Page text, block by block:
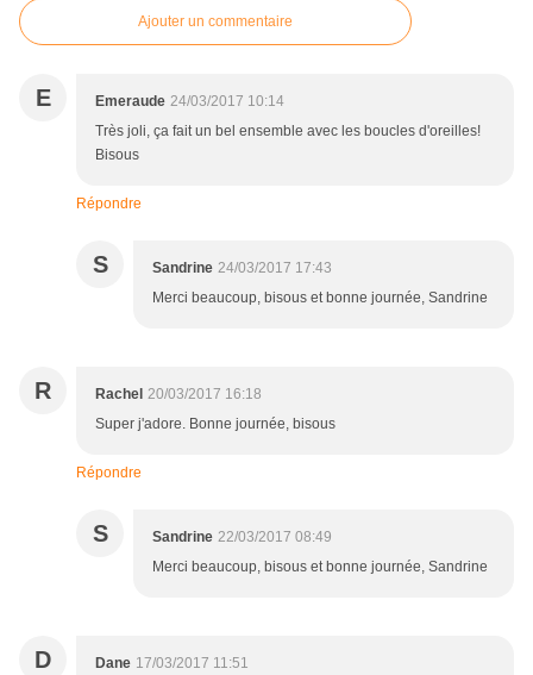
Ajouter un commentaire
E Emeraude 24/03/2017 10:14
Très joli, ça fait un bel ensemble avec les boucles d'oreilles!
Bisous
Répondre
S Sandrine 24/03/2017 17:43
Merci beaucoup, bisous et bonne journée, Sandrine
R Rachel 20/03/2017 16:18
Super j'adore. Bonne journée, bisous
Répondre
S Sandrine 22/03/2017 08:49
Merci beaucoup, bisous et bonne journée, Sandrine
D Dane 17/03/2017 11:51